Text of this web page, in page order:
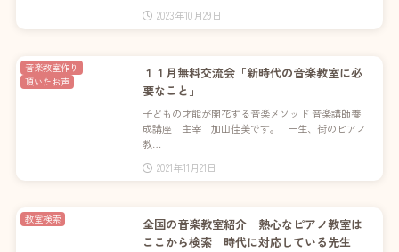
2023年10月29日
１１月無料交流会「新時代の音楽教室に必
要なこと」
子どもの才能が開花する音楽メソッド 音楽講師養
成講座 主宰 加山佳美です。 一生、街のピアノ
教…
2021年11月21日
音楽教室作り
頂いたお声
全国の音楽教室紹介 熱心なピアノ教室は
ここから検索 時代に対応している先生
教室検索